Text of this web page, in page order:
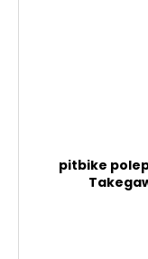
pitbike